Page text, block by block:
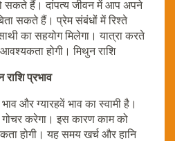
सकते हैं। दांपत्य जीवन में आप अपने
सकते हैं। प्रेम संबंधों में रिश्ते
का सहयोग मिलेगा। यात्रा करते
होगी। मिथुन राशि
प्रभाव
और ग्यारहवें भाव का स्वामी है।
करेगा। इस कारण काम को
होगी। यह समय खर्च और हानि